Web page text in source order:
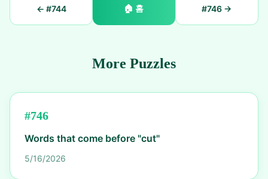
← #744 🏠 홈 #746 →
More Puzzles
#746
Words that come before "cut"
5/16/2026